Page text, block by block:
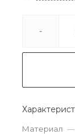
-
Материал —